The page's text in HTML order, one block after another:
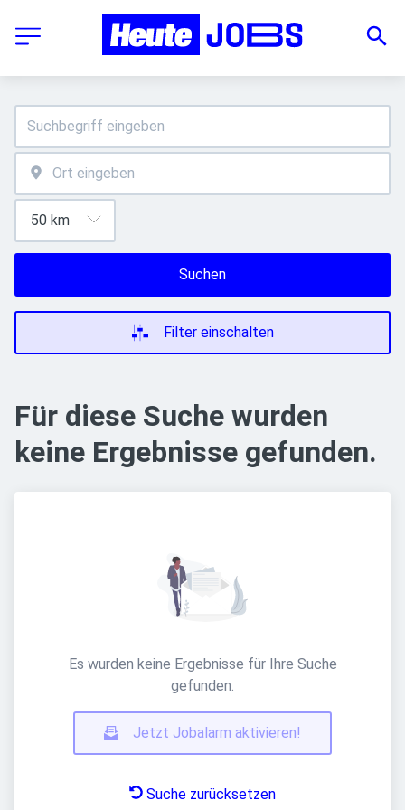
Suchen
Filter einschalten
Für diese Suche wurden
keine Ergebnisse gefunden.
Es wurden keine Ergebnisse für Ihre Suche
gefunden.
Jetzt Jobalarm aktivieren!
Suche zurücksetzen